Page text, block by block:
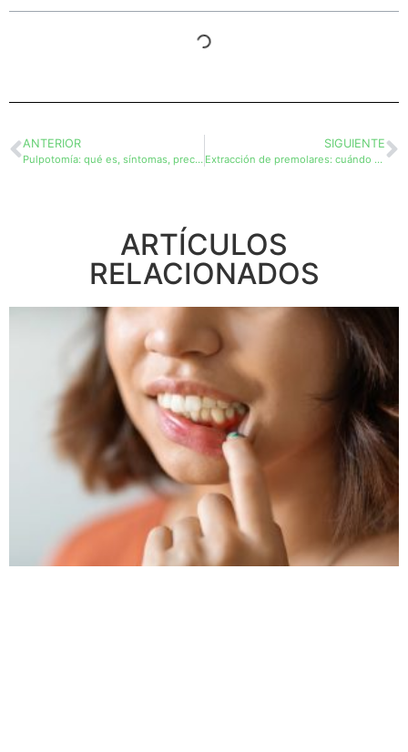
ANTERIOR
Pulpotomía: qué es, síntomas, precios…
SIGUIENTE
Extracción de premolares: cuándo hacerlo y por qué
ARTÍCULOS
RELACIONADOS